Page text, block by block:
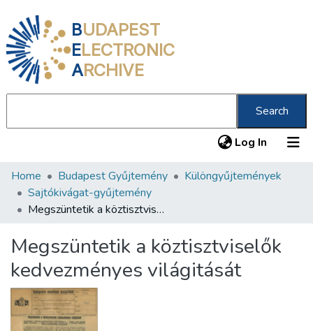
BUDAPEST
ELECTRONIC
ARCHIVE
Search
Log In (current)
Communities & Collections
All of DSpace
About us
Home Budapest Gyűjtemény
Különgyűjtemények
Sajtókivágat-gyűjtemény
Megszüntetik a köztisztviselők kedvezményes világitását
Megszüntetik a köztisztviselők
kedvezményes világitását